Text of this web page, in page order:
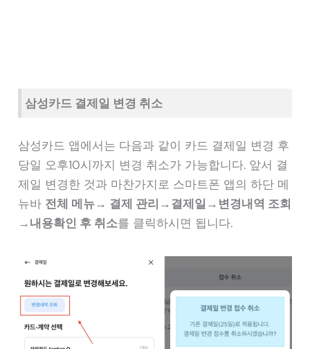
삼성카드 결제일 변경 취소
삼성카드 앱에서는 다음과 같이 카드 결제일 변경 후
당일 오후10시까지 변경 취소가 가능합니다. 앞서 결
제일 변경한 것과 마찬가지로 스마트폰 앱의 하단 메
뉴바 전체 메뉴→ 결제 관리→결제일→변경내역 조회
→내용확인 후 취소를 클릭하시면 됩니다.